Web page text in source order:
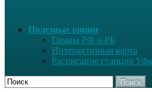
Полезные опции
Гимны РФ и РБ
Интерактивная карта
Расписание станция Уфа
Поиск